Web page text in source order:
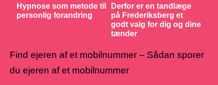
Hypnose som metode til
personlig forandring
Derfor er en tandlæge
på Frederiksberg et
godt valg for dig og dine
tænder
Find ejeren af et mobilnummer – Sådan sporer
du ejeren af et mobilnummer